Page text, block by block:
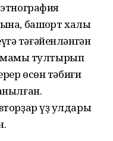
башҡорт халыҡ
тәғәйенләнгән
мамыҡ тултырып
өсөн тәбиғи
үҙ ҡулдары